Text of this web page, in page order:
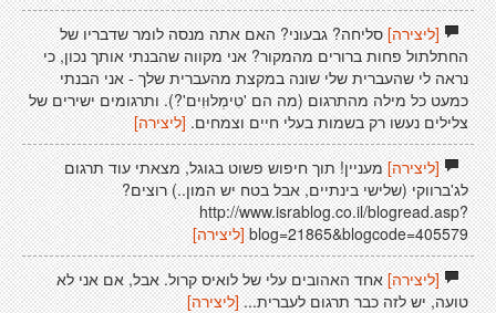
[ליצירה]סליחה? גבעוני? האם אתה מנסה לומר שדבריו של
החתלתול פחות ברורים מהמקור? אני מקווה שהבנתי אותך נכון, כי
נראה לי שהעברית שלי שונה במקצת מהעברית שלך - אני הבנתי
כמעט כל מילה מהתרגום (מה הם 'טִימְלוּוִים'?). ותרגומים ישירים של
צלילים נעשו רק בשמות בעלי חיים וצמחים. [ליצירה]
[ליצירה]מעניין! תוך חיפוש פשוט בגוגל, מצאתי עוד תרגום
לג'ברווקי (שלישי בינתיים, אבל בטח יש המון..) רוצים?
http://www.israblog.co.il/blogread.asp?
blog=21865&blogcode=405579 [ליצירה]
[ליצירה]אחד האהובים עלי של לואיס קרול. אבל, אם אני לא
טועה, יש לזה כבר תרגום לעברית... [ליצירה]